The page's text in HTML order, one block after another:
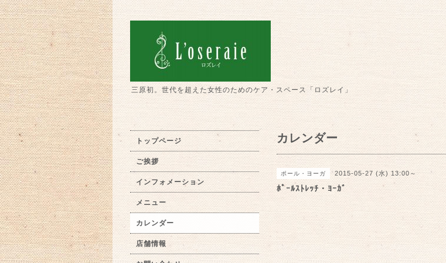
三原初。世代を超えた女性のためのケア・スペース「ロズレイ」
カレンダー
ポール・ヨーガ 2015-05-27 (水) 13:00～
ﾎﾟｰﾙｽﾄﾚｯﾁ・ﾖｰｶﾞ
トップページ
ご挨拶
インフォメーション
メニュー
カレンダー
店舗情報